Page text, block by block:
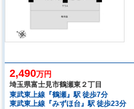
2,490万円
埼玉県富士見市鶴瀬東２丁目
東武東上線『鶴瀬』駅 徒歩7分
東武東上線『みずほ台』駅 徒歩23分